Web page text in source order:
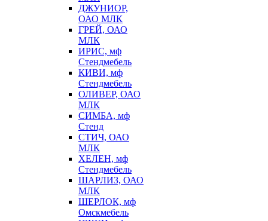
ДЖУНИОР,
ОАО МЛК
ГРЕЙ, ОАО
МЛК
ИРИС, мф
Стендмебель
КИВИ, мф
Стендмебель
ОЛИВЕР, ОАО
МЛК
СИМБА, мф
Стенд
СТИЧ, ОАО
МЛК
ХЕЛЕН, мф
Стендмебель
ШАРЛИЗ, ОАО
МЛК
ШЕРЛОК, мф
Омскмебель